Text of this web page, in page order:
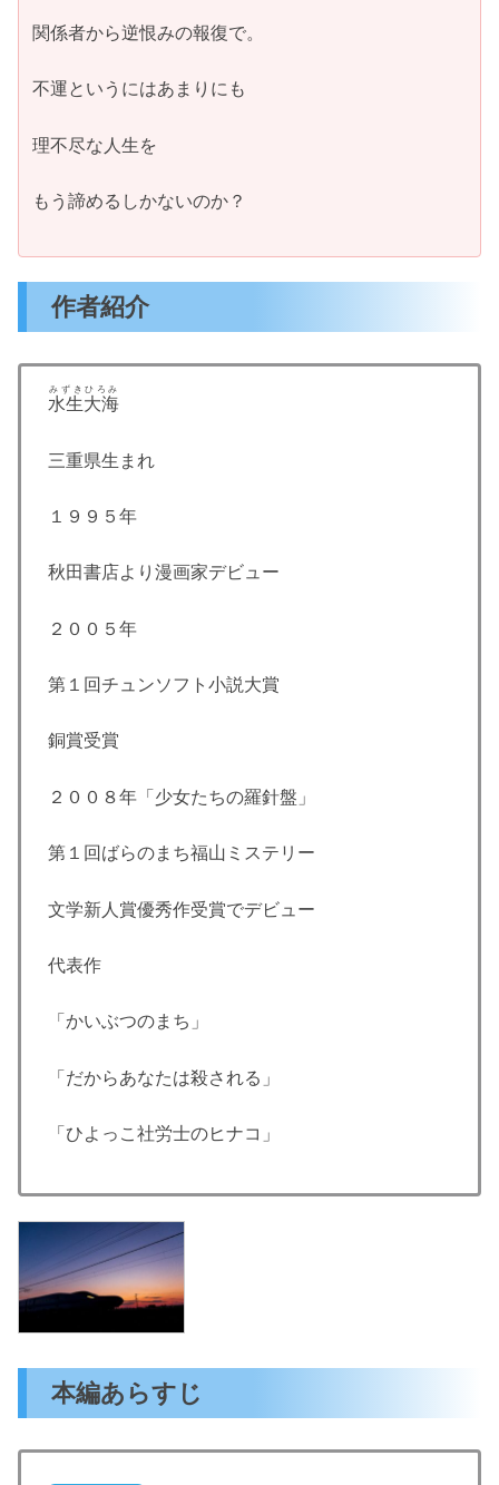
関係者から逆恨みの報復で。
不運というにはあまりにも
理不尽な人生を
もう諦めるしかないのか？
作者紹介
水生大海
みずきひろみ
三重県生まれ
１９９５年
秋田書店より漫画家デビュー
２００５年
第１回チュンソフト小説大賞
銅賞受賞
２００８年「少女たちの羅針盤」
第１回ばらのまち福山ミステリー
文学新人賞優秀作受賞でデビュー
代表作
「かいぶつのまち」
「だからあなたは殺される」
「ひよっこ社労士のヒナコ」
本編あらすじ